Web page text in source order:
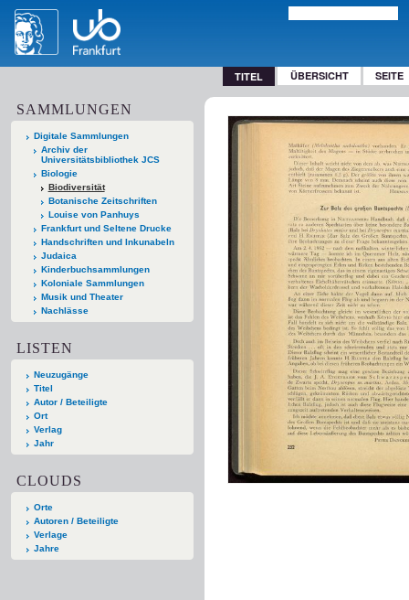
TITEL ÜBERSICHT SEITE
SAMMLUNGEN
Digitale Sammlungen
Archiv der
Universitätsbibliothek JCS
Biologie
Biodiversität
Botanische Zeitschriften
Louise von Panhuys
Frankfurt und Seltene Drucke
Handschriften und Inkunabeln
Judaica
Kinderbuchsammlungen
Koloniale Sammlungen
Musik und Theater
Nachlässe
LISTEN
Neuzugänge
Titel
Autor / Beteiligte
Ort
Verlag
Jahr
CLOUDS
Orte
Autoren / Beteiligte
Verlage
Jahre